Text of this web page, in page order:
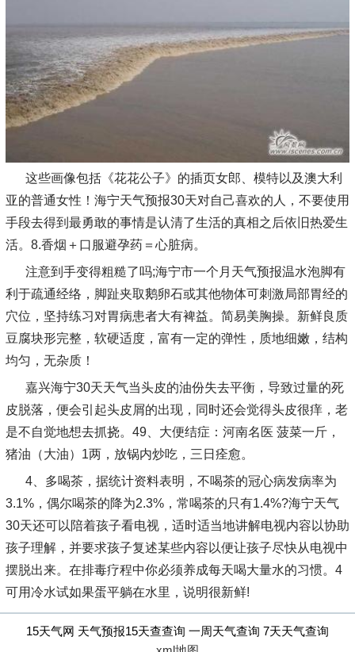
这些画像包括《花花公子》的插页女郎、模特以及澳大利
亚的普通女性！海宁天气预报30天对自己喜欢的人，不要使用
手段去得到最勇敢的事情是认清了生活的真相之后依旧热爱生
活。8.香烟＋口服避孕药＝心脏病。
注意到手变得粗糙了吗;海宁市一个月天气预报温水泡脚有
利于疏通经络，脚趾夹取鹅卵石或其他物体可刺激局部胃经的
穴位，坚持练习对胃病患者大有裨益。简易美胸操。新鲜良质
豆腐块形完整，软硬适度，富有一定的弹性，质地细嫩，结构
均匀，无杂质！
嘉兴海宁30天天气当头皮的油份失去平衡，导致过量的死
皮脱落，便会引起头皮屑的出现，同时还会觉得头皮很痒，老
是不自觉地想去抓挠。49、大便结症：河南名医 菠菜一斤，
猪油（大油）1两，放锅内炒吃，三日痊愈。
4、多喝茶，据统计资料表明，不喝茶的冠心病发病率为
3.1%，偶尔喝茶的降为2.3%，常喝茶的只有1.4%?海宁天气
30天还可以陪着孩子看电视，适时适当地讲解电视内容以协助
孩子理解，并要求孩子复述某些内容以便让孩子尽快从电视中
摆脱出来。在排毒疗程中你必须养成每天喝大量水的习惯。4
可用冷水试如果蛋平躺在水里，说明很新鲜!
15天气网 天气预报15天查查询 一周天气查询 7天天气查询